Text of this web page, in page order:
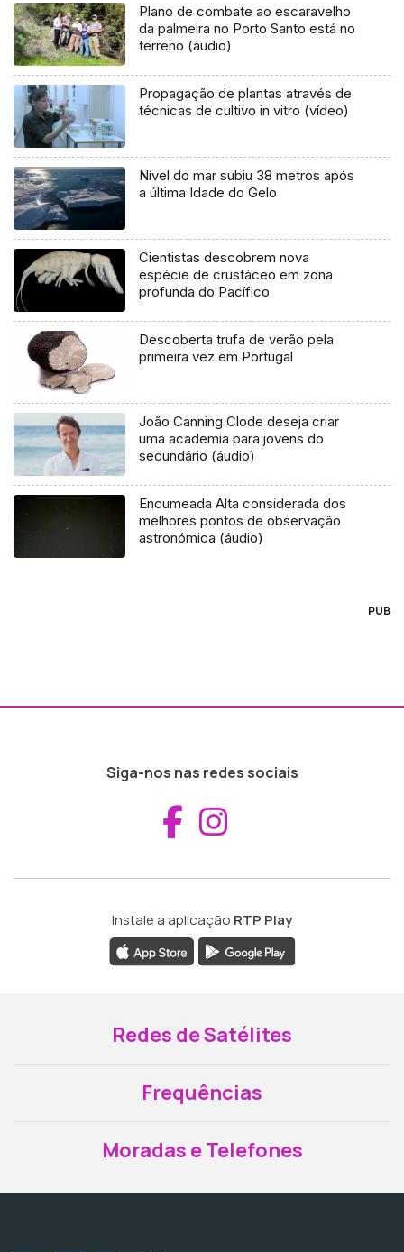
Plano de combate ao escaravelho
da palmeira no Porto Santo está no
terreno (áudio)
Propagação de plantas através de
técnicas de cultivo in vitro (vídeo)
Nível do mar subiu 38 metros após
a última Idade do Gelo
Cientistas descobrem nova
espécie de crustáceo em zona
profunda do Pacífico
Descoberta trufa de verão pela
primeira vez em Portugal
João Canning Clode deseja criar
uma academia para jovens do
secundário (áudio)
Encumeada Alta considerada dos
melhores pontos de observação
astronómica (áudio)
PUB
Siga-nos nas redes sociais
Aceder ao
Instale a aplicação RTP Play
Redes de Satélites
Frequências
Moradas e Telefones